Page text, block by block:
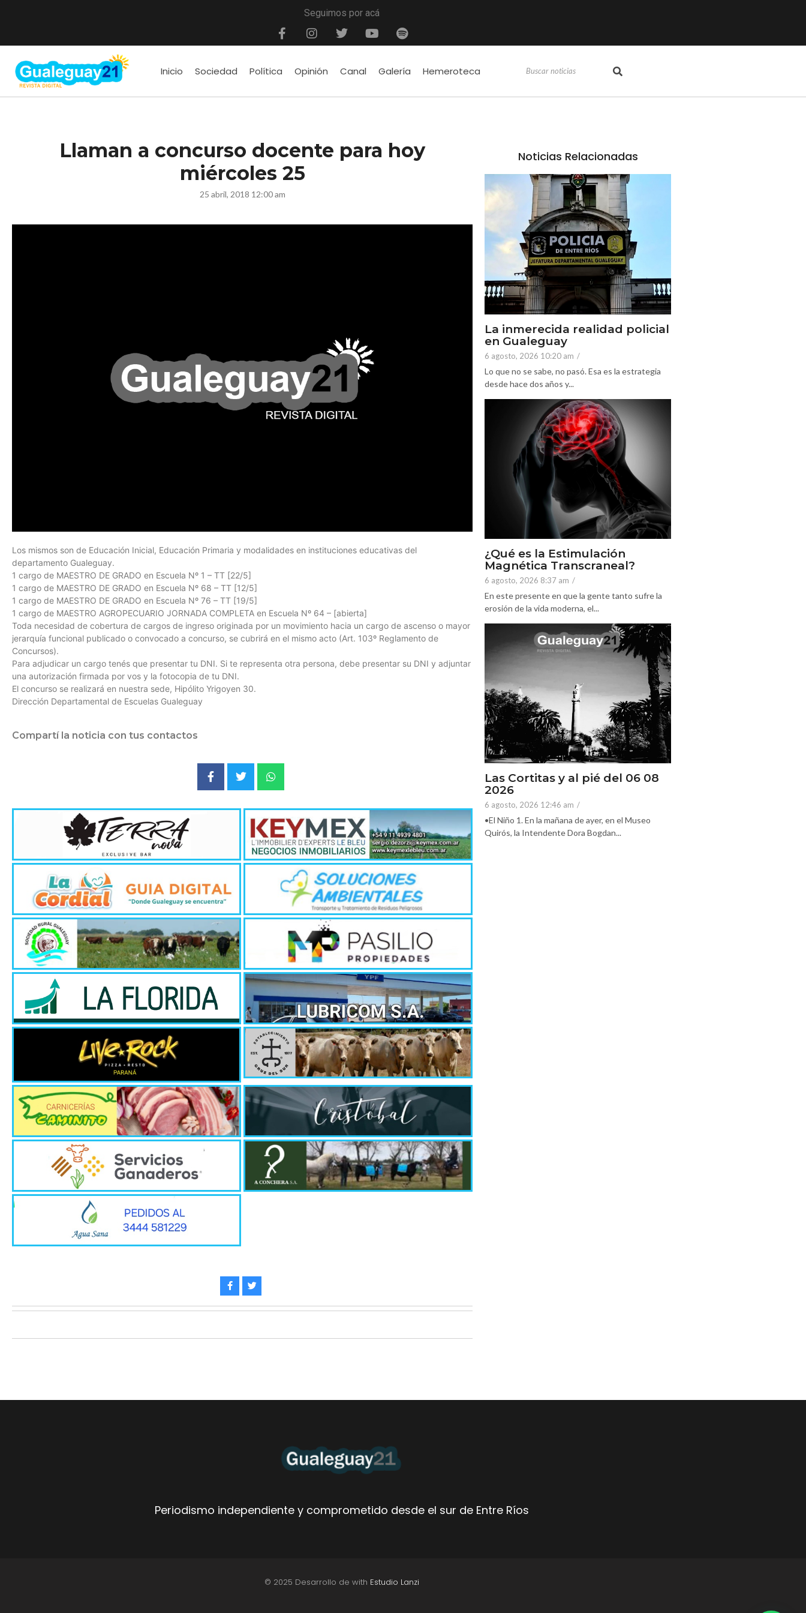
Seguimos por acá
Inicio Sociedad Política Opinión Canal Galería Hemeroteca
Llaman a concurso docente para hoy
miércoles 25
25 abril, 2018 12:00 am
Los mismos son de Educación Inicial, Educación Primaria y modalidades en instituciones educativas del
departamento Gualeguay.
1 cargo de MAESTRO DE GRADO en Escuela Nº 1 – TT [22/5]
1 cargo de MAESTRO DE GRADO en Escuela Nº 68 – TT [12/5]
1 cargo de MAESTRO DE GRADO en Escuela Nº 76 – TT [19/5]
1 cargo de MAESTRO AGROPECUARIO JORNADA COMPLETA en Escuela Nº 64 – [abierta]
Toda necesidad de cobertura de cargos de ingreso originada por un movimiento hacia un cargo de ascenso o mayor
jerarquía funcional publicado o convocado a concurso, se cubrirá en el mismo acto (Art. 103º Reglamento de
Concursos).
Para adjudicar un cargo tenés que presentar tu DNI. Si te representa otra persona, debe presentar su DNI y adjuntar
una autorización firmada por vos y la fotocopia de tu DNI.
El concurso se realizará en nuestra sede, Hipólito Yrigoyen 30.
Dirección Departamental de Escuelas Gualeguay
Compartí la noticia con tus contactos
Noticias Relacionadas
La inmerecida realidad policial
en Gualeguay
6 agosto, 2026 10:20 am /
Lo que no se sabe, no pasó. Esa es la estrategia
desde hace dos años y...
¿Qué es la Estimulación
Magnética Transcraneal?
6 agosto, 2026 8:37 am /
En este presente en que la gente tanto sufre la
erosión de la vida moderna, el...
Las Cortitas y al pié del 06 08
2026
6 agosto, 2026 12:46 am /
•El Niño 1. En la mañana de ayer, en el Museo
Quirós, la Intendente Dora Bogdan...
Periodismo independiente y comprometido desde el sur de Entre Ríos
© 2025 Desarrollo de with Estudio Lanzi